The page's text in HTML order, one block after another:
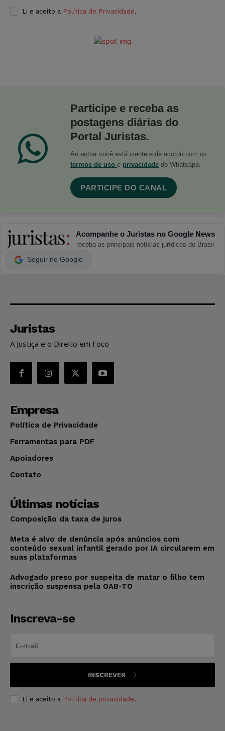
Li e aceito a Política de Privacidade.
Participe e receba as
postagens diárias do
Portal Juristas.
Ao entrar você está ciente e de acordo com os
termos de uso e privacidade do Whatsapp.
PARTICIPE DO CANAL
Acompanhe o Juristas no Google News
receba as principais notícias jurídicas do Brasil
Seguir no Google
Juristas
A Justiça e o Direito em Foco
Empresa
Política de Privacidade
Ferramentas para PDF
Apoiadores
Contato
Últimas notícias
Composição da taxa de juros
Meta é alvo de denúncia após anúncios com
conteúdo sexual infantil gerado por IA circularem em
suas plataformas
Advogado preso por suspeita de matar o filho tem
inscrição suspensa pela OAB-TO
Inscreva-se
INSCREVER
Li e aceito a Política de privacidade.